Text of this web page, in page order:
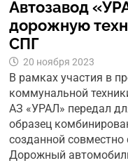
Автозавод
дорожную
СПГ
20 ноября 2023
В рамках участия в
коммунальной
АЗ «УРАЛ» передал
образец
созданной
Дорожный